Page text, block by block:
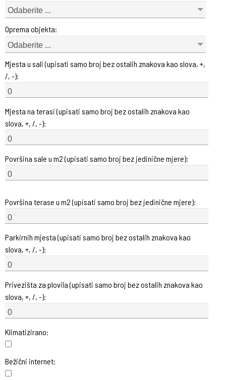
Odaberite ...
Oprema objekta:
Odaberite ...
Mjesta u sali (upisati samo broj bez ostalih znakova kao slova, +,
/, -):
Mjesta na terasi (upisati samo broj bez ostalih znakova kao
slova, +, /, -):
Površina sale u m2 (upisati samo broj bez jedinične mjere):
Površina terase u m2 (upisati samo broj bez jedinične mjere):
Parkirnih mjesta (upisati samo broj bez ostalih znakova kao
slova, +, /, -):
Privezišta za plovila (upisati samo broj bez ostalih znakova kao
slova, +, /, -):
Klimatizirano:
Bežični internet: